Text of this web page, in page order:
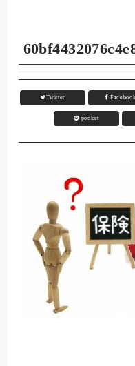
Twitter Facebook
pocket